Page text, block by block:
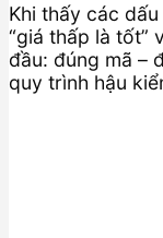
Khi thấy các
“giá thấp là tốt”
đầu: đúng mã –
quy trình hậu